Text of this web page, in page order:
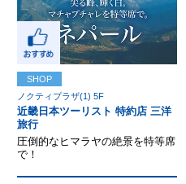
SHOP
ノクティプラザ(1) 5F
近畿日本ツーリスト 特約店 三洋
旅行
圧倒的なヒマラヤの絶景を特等席
で！